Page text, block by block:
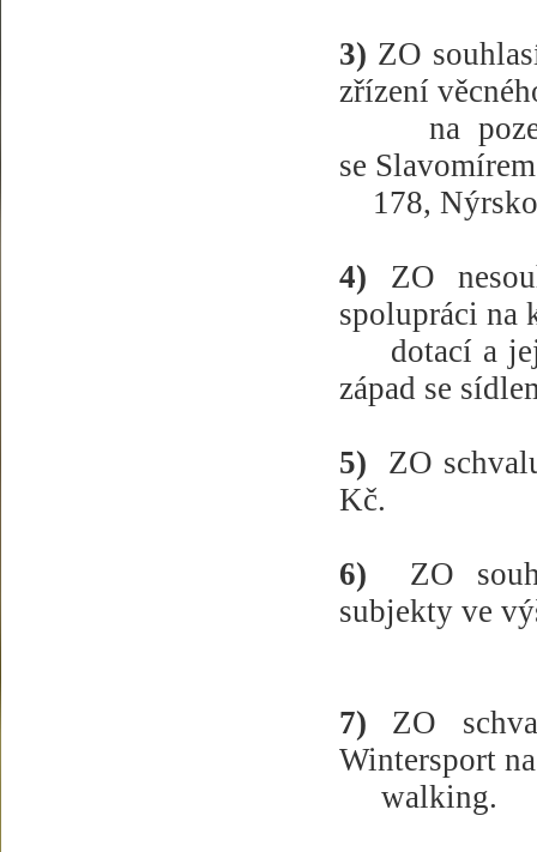
3) ZO
zřízení
na
se
178,
4) ZO
spolupráci na
dotací a
západ se
5)
ZO
Kč.
6)
ZO
subjekty ve
7) ZO
Wintersport
walking.